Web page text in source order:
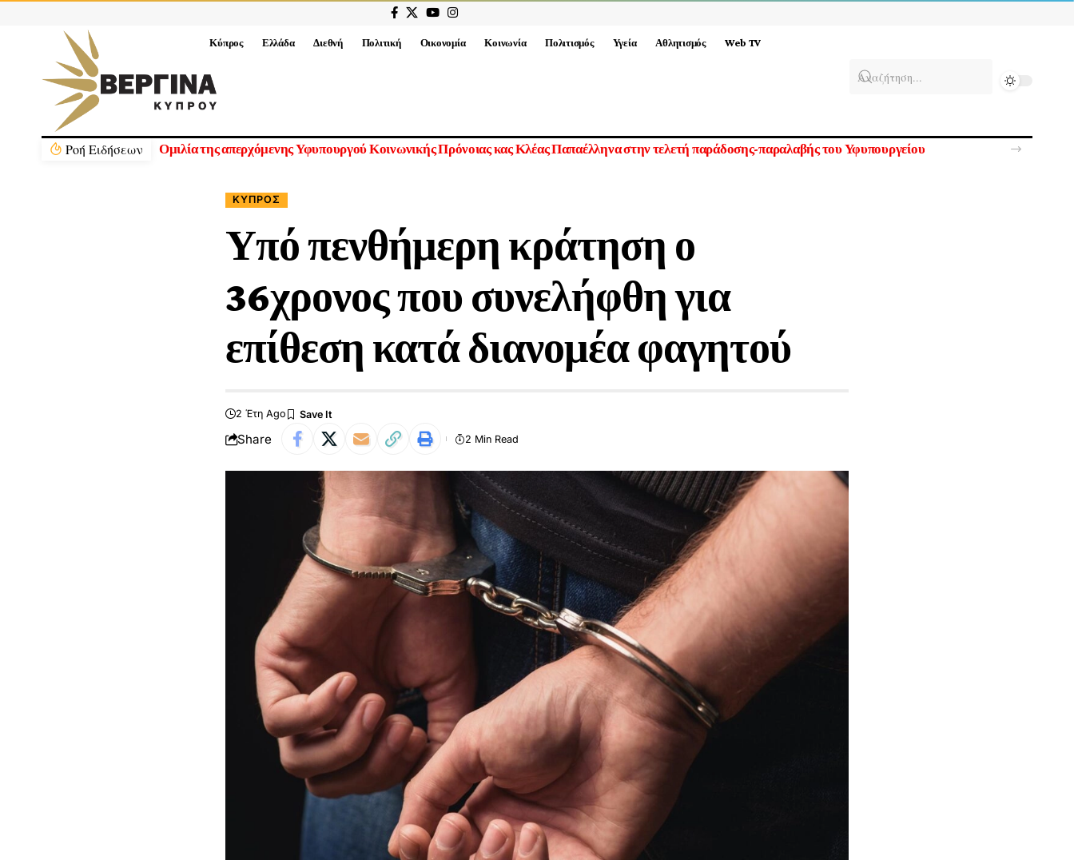
Κύπρος Ελλάδα Διεθνή Πολιτική Οικονομία Κοινωνία Πολιτισμός Υγεία Αθλητισμός Web TV
Ρoή Ειδήσεων Υπό πλήρη έλεγχο δασική πυρκαγιά στην τοποθεσία «Βυζάτζια» της Κοινότητας Αγίου Ιωάννη Μαλούντας
ΚΎΠΡΟΣ
Υπό πενθήμερη κράτηση ο
36χρονος που συνελήφθη για
επίθεση κατά διανομέα φαγητού
2 Έτη Ago
Share 2 Min Read